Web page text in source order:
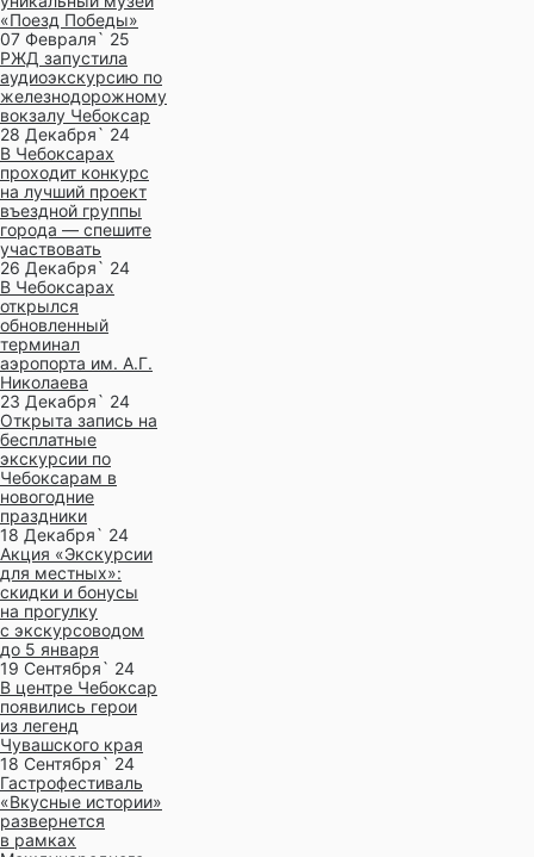
«Поезд Победы»
07 Февраля` 25
РЖД запустила
аудиоэкскурсию по
железнодорожному
вокзалу Чебоксар
28 Декабря` 24
В Чебоксарах
проходит конкурс
на лучший проект
въездной группы
города — спешите
участвовать
26 Декабря` 24
В Чебоксарах
открылся
обновленный
терминал
аэропорта им. А.Г.
Николаева
23 Декабря` 24
Открыта запись на
бесплатные
экскурсии по
Чебоксарам в
новогодние
праздники
18 Декабря` 24
Акция «Экскурсии
для местных»:
скидки и бонусы
на прогулку
с экскурсоводом
до 5 января
19 Сентября` 24
В центре Чебоксар
появились герои
из легенд
Чувашского края
18 Сентября` 24
Гастрофестиваль
«Вкусные истории»
развернется
в рамках